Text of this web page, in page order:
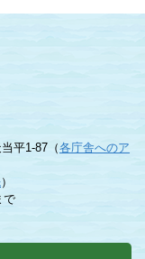
平1-87（各庁舎へのア
）
で